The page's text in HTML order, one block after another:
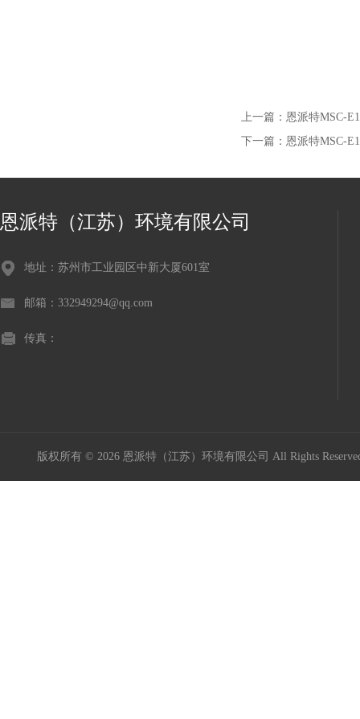
上一篇： 恩派特MSC-
下一篇： 恩派特MSC-
恩派特（江苏）环境有限公司
地址：苏州市工业园区中新大厦601室
邮箱：332949294@qq.com
传真：
版权所有 © 2026 恩派特（江苏）环境有限公司 All Rights